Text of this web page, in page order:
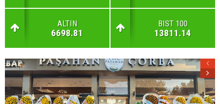
ALTIN
6698.81
BIST 100
13811.14